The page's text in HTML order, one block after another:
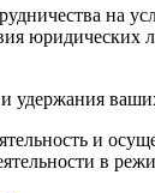
на
и
в